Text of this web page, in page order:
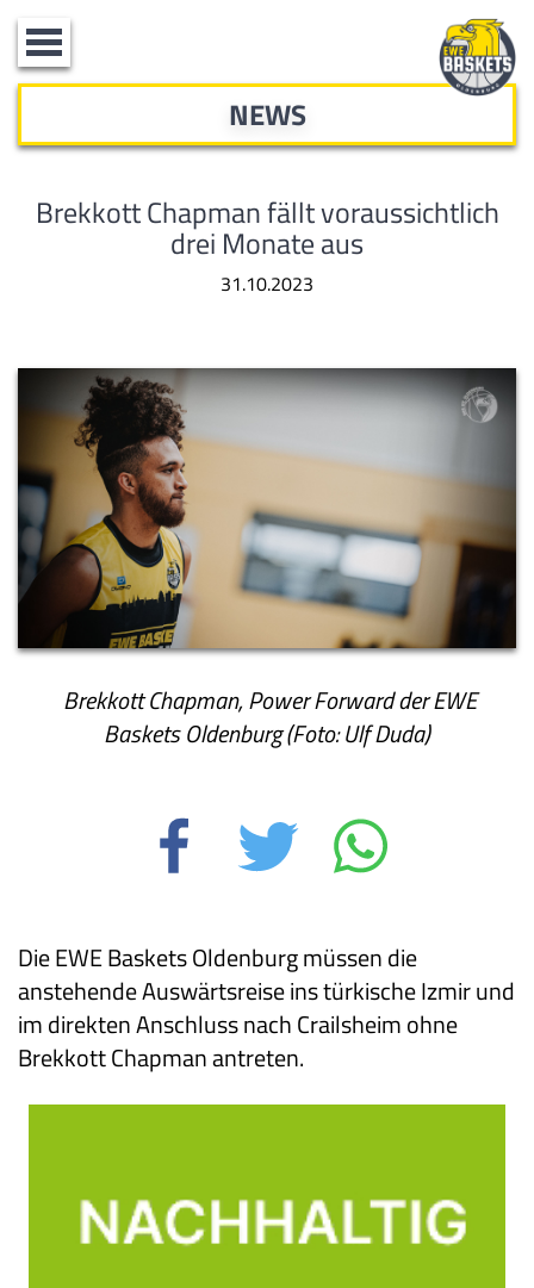
Toggle
navigation
NEWS
Brekkott Chapman fällt voraussichtlich
drei Monate aus
31.10.2023
Brekkott Chapman, Power Forward der EWE
Baskets Oldenburg (Foto: Ulf Duda)
Die EWE Baskets Oldenburg müssen die
anstehende Auswärtsreise ins türkische Izmir und
im direkten Anschluss nach Crailsheim ohne
Brekkott Chapman antreten.